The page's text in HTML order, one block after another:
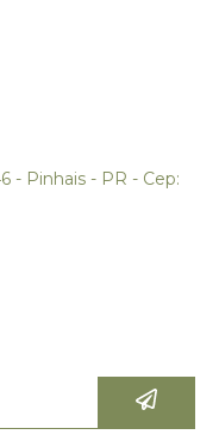
- Pinhais - PR - Cep: